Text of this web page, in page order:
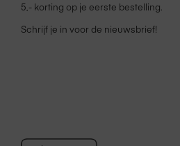
5,- korting op je eerste bestelling.
Schrijf je in voor de nieuwsbrief!